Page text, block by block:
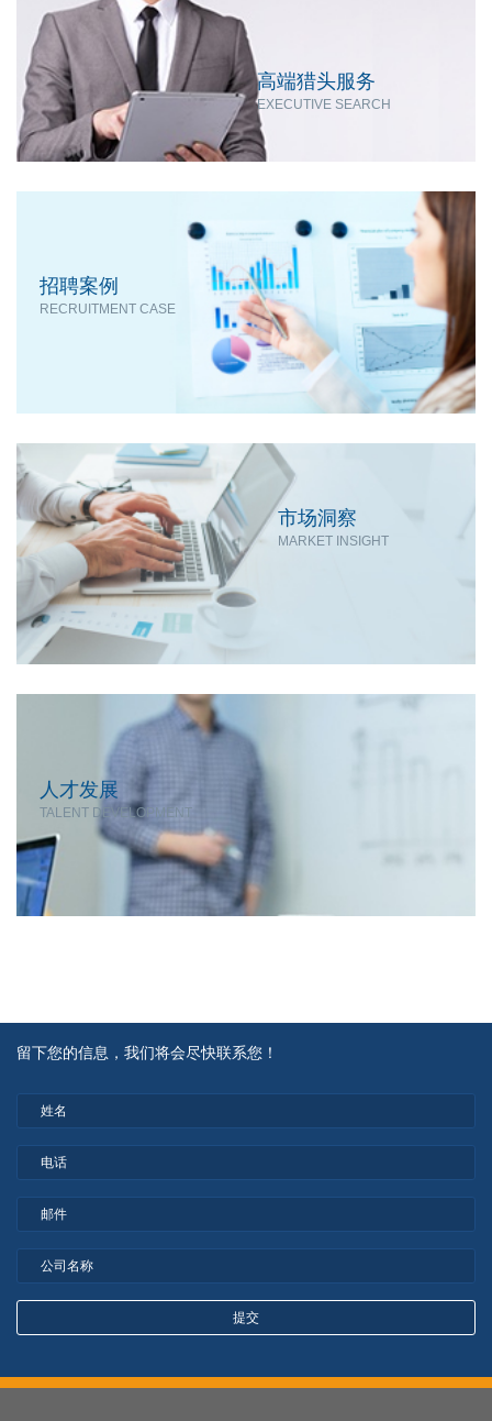
高端猎头服务
EXECUTIVE SEARCH
招聘案例
RECRUITMENT CASE
市场洞察
MARKET INSIGHT
人才发展
TALENT DEVELOPMENT
留下您的信息，我们将会尽快联系您！